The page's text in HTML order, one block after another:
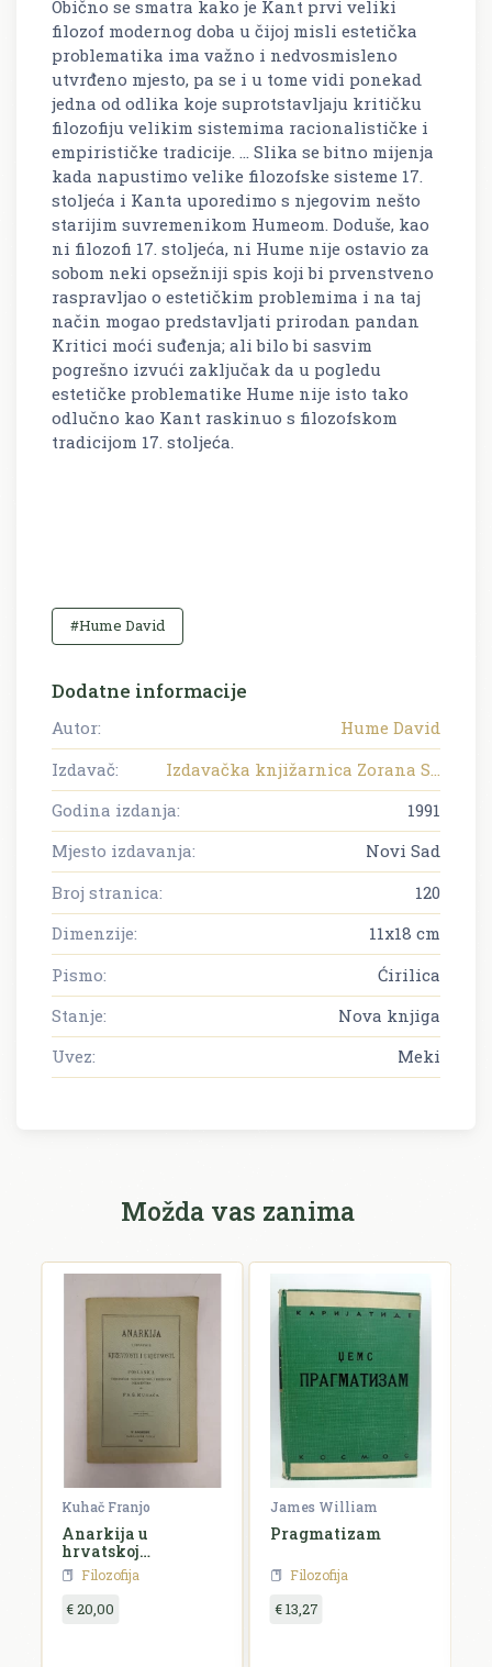
Obično se smatra kako je Kant prvi veliki
filozof modernog doba u čijoj misli estetička
problematika ima važno i nedvosmisleno
utvrđeno mjesto, pa se i u tome vidi ponekad
jedna od odlika koje suprotstavljaju kritičku
filozofiju velikim sistemima racionalističke i
empirističke tradicije. ... Slika se bitno mijenja
kada napustimo velike filozofske sisteme 17.
stoljeća i Kanta uporedimo s njegovim nešto
starijim suvremenikom Humeom. Doduše, kao
ni filozofi 17. stoljeća, ni Hume nije ostavio za
sobom neki opsežniji spis koji bi prvenstveno
raspravljao o estetičkim problemima i na taj
način mogao predstavljati prirodan pandan
Kritici moći suđenja; ali bilo bi sasvim
pogrešno izvući zaključak da u pogledu
estetičke problematike Hume nije isto tako
odlučno kao Kant raskinuo s filozofskom
tradicijom 17. stoljeća.
#Hume David
Dodatne informacije
Autor:
Hume David
Izdavač:
Izdavačka knjižarnica Zorana S...
Godina izdanja:
1991
Mjesto izdavanja:
Novi Sad
Broj stranica:
120
Dimenzije:
11x18 cm
Pismo:
Ćirilica
Stanje:
Nova knjiga
Uvez:
Meki
Možda vas zanima
Kuhač Franjo
Anarkija u
hrvatskoj
književnosti i
umjetnosti
Filozofija
€ 20,00
James William
Pragmatizam
Filozofija
€ 13,27